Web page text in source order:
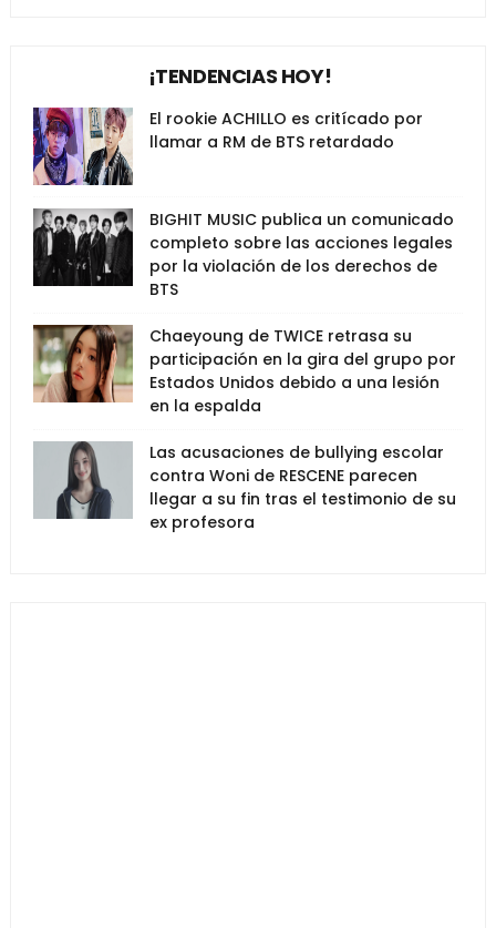
¡TENDENCIAS HOY!
El rookie ACHILLO es critícado por
llamar a RM de BTS retardado
BIGHIT MUSIC publica un comunicado
completo sobre las acciones legales
por la violación de los derechos de
BTS
Chaeyoung de TWICE retrasa su
participación en la gira del grupo por
Estados Unidos debido a una lesión
en la espalda
Las acusaciones de bullying escolar
contra Woni de RESCENE parecen
llegar a su fin tras el testimonio de su
ex profesora